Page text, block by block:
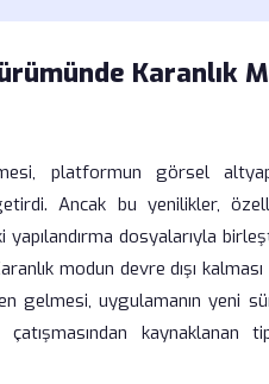
Karanlık
platformun görsel
Ancak bu yenilikler,
dosyalarıyla
modun devre dışı
gelmesi, uygulamanın yeni
çatışmasından kaynaklanan